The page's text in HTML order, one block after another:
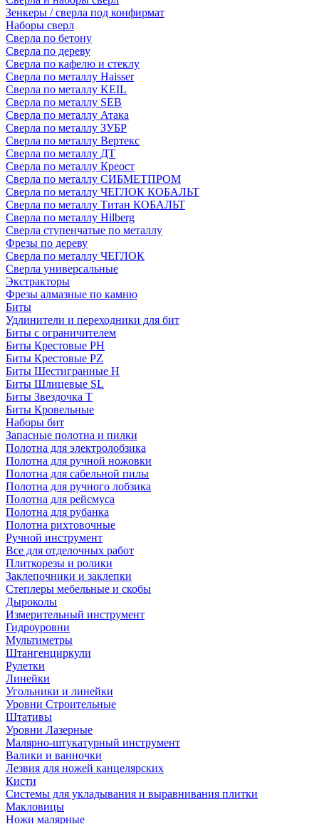
Зенкеры / сверла под конфирмат
Наборы сверл
Сверла по бетону
Сверла по дереву
Сверла по кафелю и стеклу
Сверла по металлу Haisser
Сверла по металлу KEIL
Сверла по металлу SEB
Сверла по металлу Атака
Сверла по металлу ЗУБР
Сверла по металлу Вертекс
Сверла по металлу ДТ
Сверла по металлу Креост
Сверла по металлу СИБМЕТПРОМ
Сверла по металлу ЧЕГЛОК КОБАЛЬТ
Сверла по металлу Титан КОБАЛЬТ
Сверла по металлу Hilberg
Сверла ступенчатые по металлу
Фрезы по дереву
Сверла по металлу ЧЕГЛОК
Сверла универсальные
Экстракторы
Фрезы алмазные по камню
Биты
Удлинители и переходники для бит
Биты с ограничителем
Биты Крестовые PH
Биты Крестовые PZ
Биты Шестигранные H
Биты Шлицевые SL
Биты Звездочка T
Биты Кровельные
Наборы бит
Запасные полотна и пилки
Полотна для электролобзика
Полотна для ручной ножовки
Полотна для сабельной пилы
Полотна для ручного лобзика
Полотна для рейсмуса
Полотна для рубанка
Полотна рихтовочные
Ручной инструмент
Все для отделочных работ
Плиткорезы и ролики
Заклепочники и заклепки
Степлеры мебельные и скобы
Дыроколы
Измерительный инструмент
Гидроуровни
Мультиметры
Штангенциркули
Рулетки
Линейки
Угольники и линейки
Уровни Строительные
Штативы
Уровни Лазерные
Малярно-штукатурный инструмент
Валики и ванночки
Лезвия для ножей канцелярских
Кисти
Системы для укладывания и выравнивания плитки
Макловицы
Ножи малярные